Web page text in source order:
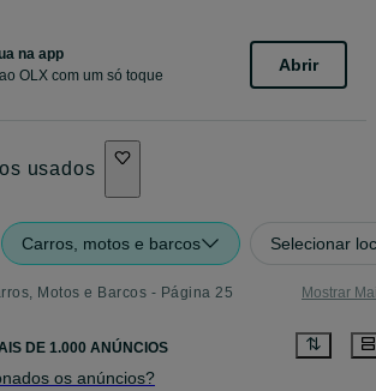
na app
OLX com um só toque
Abrir
usados
Carros, motos e barcos Selecionar
Motos e Barcos - Página 25 Mostrar
DE 1.000 ANÚNCIOS
os anúncios?